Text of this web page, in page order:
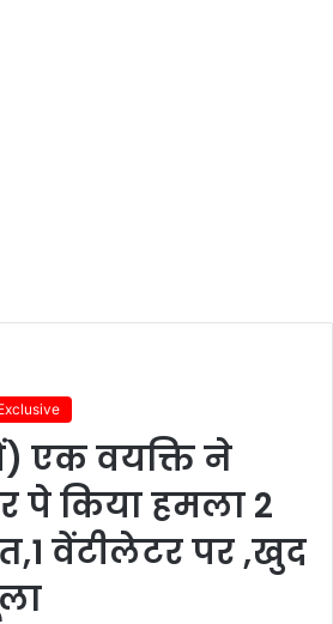
एक वयक्ति ने
पे किया हमला 2
वेंटीलेटर पर ,खुद